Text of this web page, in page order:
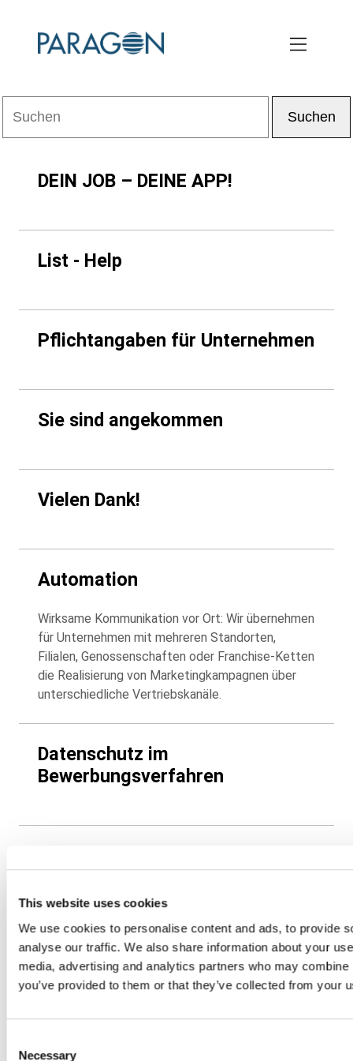
This website uses cookies
We use cookies to personalise content and ads, to provide
analyse our traffic. We also share information about your
media, advertising and analytics partners who may
you’ve provided to them or that they’ve collected from your
Selection
Necessary
DEIN JOB – DEINE APP!
List - Help
Pflichtangaben für Unternehmen
Sie sind angekommen
Vielen Dank!
Automation
Wirksame Kommunikation vor Ort: Wir übernehmen
für Unternehmen mit mehreren Standorten,
Filialen, Genossenschaften oder Franchise-Ketten
die Realisierung von Marketingkampagnen über
unterschiedliche Vertriebskanäle.
Datenschutz im
Bewerbungsverfahren
Campaign Management
Schnell und punktgenau beim Kunden: Die
kompletten Prozesse im Kampagnenmanagement
gesamte Planung, Steuerung und Abwicklung